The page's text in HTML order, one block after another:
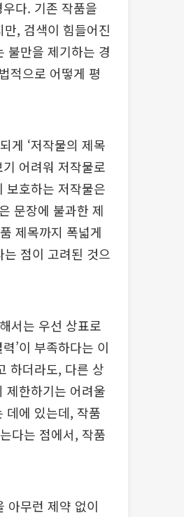
다. 기존 작품을
, 검색이 힘들어진
불만을 제기하는 경
적으로 어떻게 평
게 ‘저작물의 제목
어려워 저작물로
보호하는 저작물은
문장에 불과한 제
제목까지 폭넓게
점이 고려된 것으
서는 우선 상표로
’이 부족하다는 이
하더라도, 다른 상
제한하기는 어려울
데에 있는데, 작품
다는 점에서, 작품
아무런 제약 없이